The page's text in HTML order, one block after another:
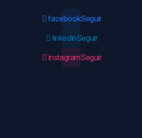
facebookSeguir
linkedinSeguir
instagramSeguir